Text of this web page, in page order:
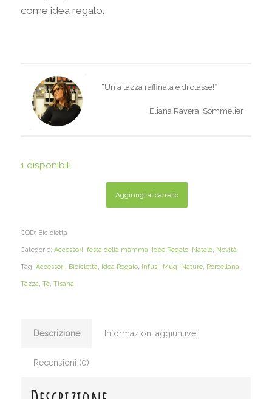
come idea regalo.
“Un a tazza raffinata e di classe!”
Eliana Ravera, Sommelier
1 disponibili
Aggiungi al carrello
COD: Bicicletta
Categorie: Accessori festa della mamma Idee Regalo, Natale, Novità
Tag: Accessori Bicicletta Idea Regalo, Infusi Mug Nature, Porcellana
Tazza Tè, Tisana
Descrizione Informazioni aggiuntive
Recensioni (0)